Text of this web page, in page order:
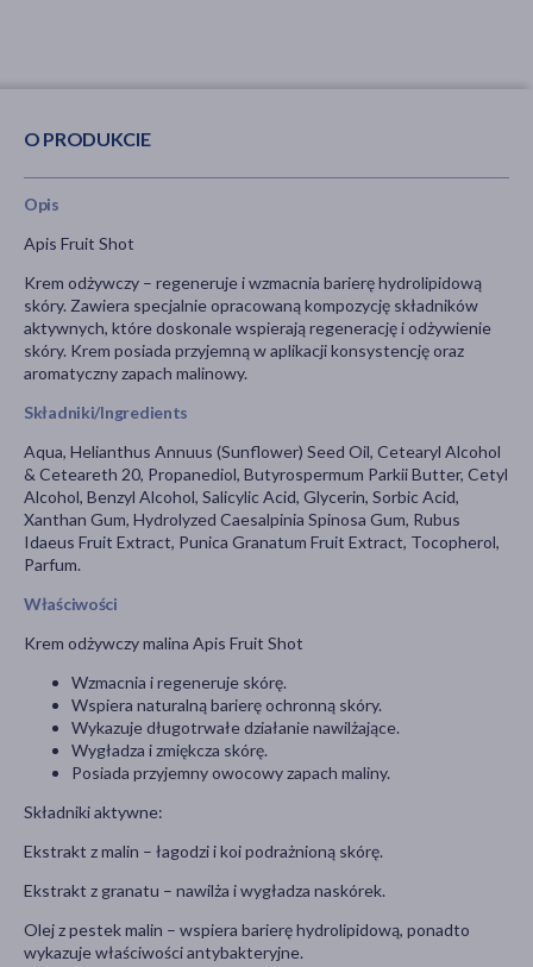
O PRODUKCIE
Opis
Apis Fruit Shot
Krem odżywczy – regeneruje i wzmacnia barierę hydrolipidową
skóry. Zawiera specjalnie opracowaną kompozycję składników
aktywnych, które doskonale wspierają regenerację i odżywienie
skóry. Krem posiada przyjemną w aplikacji konsystencję oraz
aromatyczny zapach malinowy.
Składniki/Ingredients
Aqua, Helianthus Annuus (Sunflower) Seed Oil, Cetearyl Alcohol
& Ceteareth 20, Propanediol, Butyrospermum Parkii Butter, Cetyl
Alcohol, Benzyl Alcohol, Salicylic Acid, Glycerin, Sorbic Acid,
Xanthan Gum, Hydrolyzed Caesalpinia Spinosa Gum, Rubus
Idaeus Fruit Extract, Punica Granatum Fruit Extract, Tocopherol,
Parfum.
Właściwości
Krem odżywczy malina Apis Fruit Shot
Wzmacnia i regeneruje skórę.
Wspiera naturalną barierę ochronną skóry.
Wykazuje długotrwałe działanie nawilżające.
Wygładza i zmiękcza skórę.
Posiada przyjemny owocowy zapach maliny.
Składniki aktywne:
Ekstrakt z malin – łagodzi i koi podrażnioną skórę.
Ekstrakt z granatu – nawilża i wygładza naskórek.
Olej z pestek malin – wspiera barierę hydrolipidową, ponadto
wykazuje właściwości antybakteryjne.